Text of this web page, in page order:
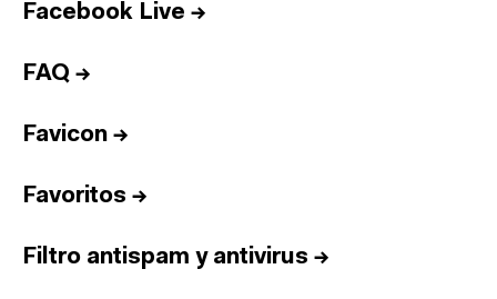
Facebook Live →
FAQ →
Favicon →
Favoritos →
Filtro antispam y antivirus →